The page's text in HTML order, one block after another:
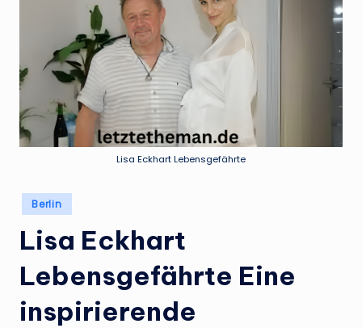
Lisa Eckhart Lebensgefährte
Posted
in
Berlin
Lisa Eckhart
Lebensgefährte Eine
inspirierende